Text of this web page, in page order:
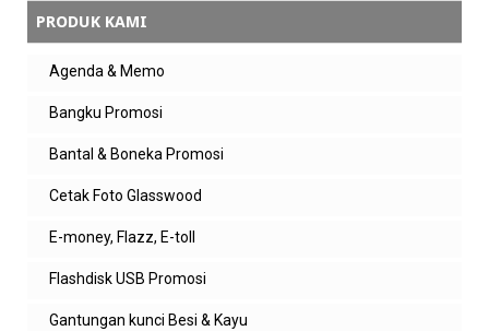
PRODUK KAMI
Agenda & Memo
Bangku Promosi
Bantal & Boneka Promosi
Cetak Foto Glasswood
E-money, Flazz, E-toll
Flashdisk USB Promosi
Gantungan kunci Besi & Kayu